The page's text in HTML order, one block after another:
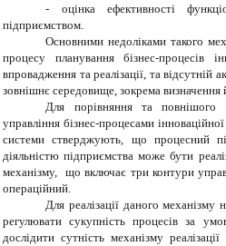
-
оцінка ефективності
підприємством.
Основними недоліками такого
процесу планування бізнес-процесів
впровадження та реалізації, та відсутній
зовнішнє середовище, зокрема визначення
Для порівняння та повнішого
управління бізнес-процесами
системи стверджують, що процесний
діяльністю підприємства може бути
механізму, що включає три контури
операційний.
Для реалізації даного механізму
регулювати сукупність процесів за
дослідити сутність механізму